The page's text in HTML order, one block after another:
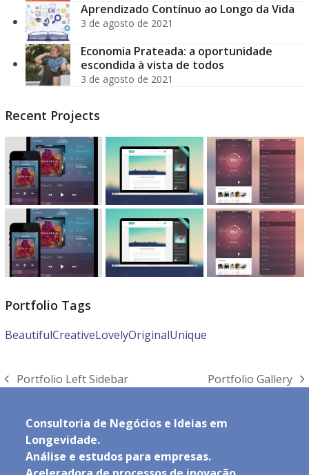
Aprendizado Contínuo ao Longo da Vida
3 de agosto de 2021
Economia Prateada: a oportunidade
escondida à vista de todos
3 de agosto de 2021
Recent Projects
Portfolio Tags
BeautifulCreativeLovelyOriginalUnique
previous
Portfolio Left Sidebar
next
Portfolio Gallery
Consultoria de Negócios e Ideias em
Longevidade.
Análise e estudos para empresas.